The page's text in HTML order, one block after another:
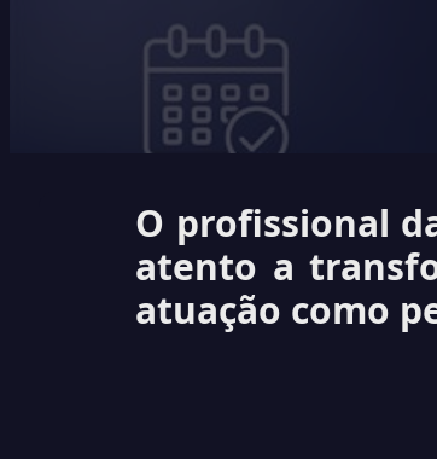
O profissional
atento a
atuação como